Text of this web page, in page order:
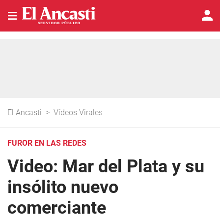
El Ancasti > Vídeos Virales
FUROR EN LAS REDES
Video: Mar del Plata y su
insólito nuevo
comerciante